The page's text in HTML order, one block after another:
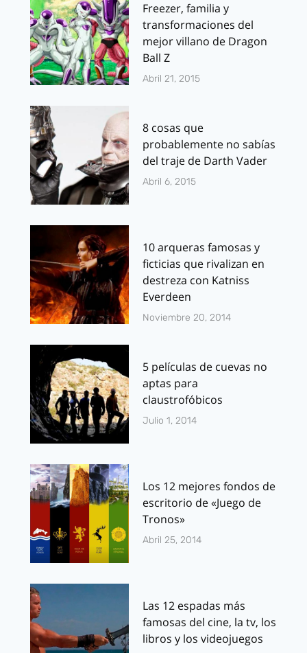
Freezer, familia y
transformaciones del
mejor villano de Dragon
Ball Z
Abril 21, 2015
8 cosas que
probablemente no sabías
del traje de Darth Vader
Abril 6, 2015
10 arqueras famosas y
ficticias que rivalizan en
destreza con Katniss
Everdeen
Noviembre 20, 2014
5 películas de cuevas no
aptas para
claustrofóbicos
Julio 1, 2014
Los 12 mejores fondos de
escritorio de «Juego de
Tronos»
Abril 25, 2014
Las 12 espadas más
famosas del cine, la tv, los
libros y los videojuegos